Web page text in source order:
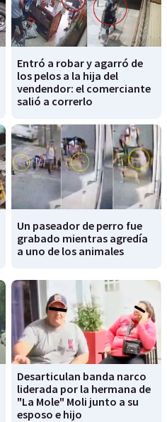
Entró a robar y agarró de
los pelos a la hija del
vendendor: el comerciante
salió a correrlo
Un paseador de perro fue
grabado mientras agredía
a uno de los animales
Desarticulan banda narco
liderada por la hermana de
"La Mole" Moli junto a su
esposo e hijo